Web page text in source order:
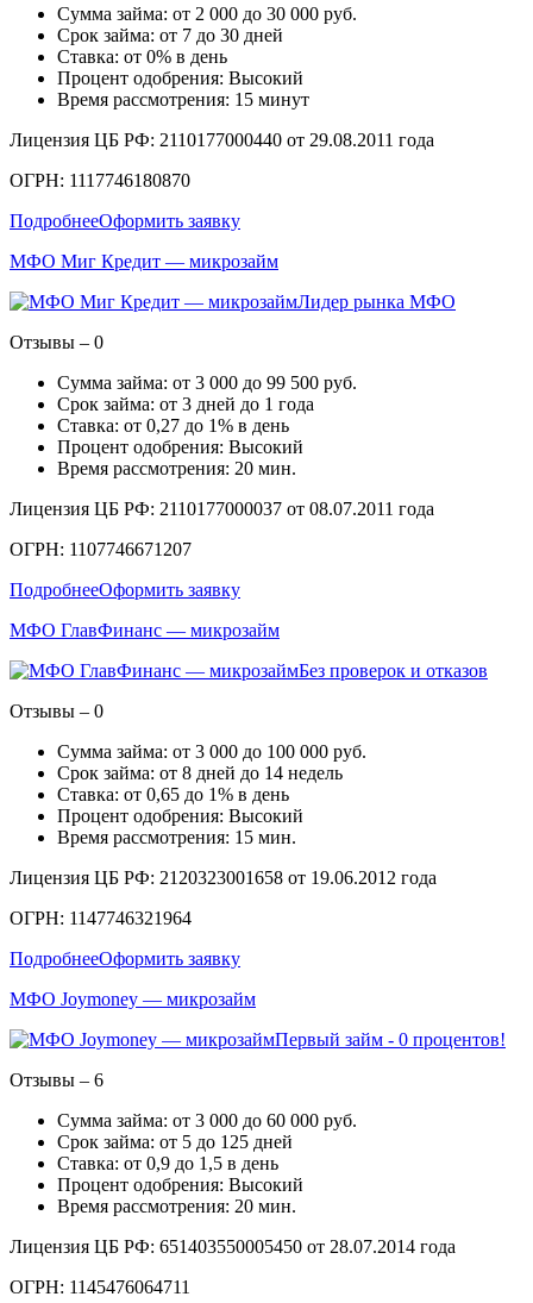
Сумма займа: от 2 000 до 30 000 руб.
Срок займа: от 7 до 30 дней
Ставка: от 0% в день
Процент одобрения: Высокий
Время рассмотрения: 15 минут
Лицензия ЦБ РФ: 2110177000440 от 29.08.2011 года
ОГРН: 1117746180870
ПодробнееОформить заявку
МФО Миг Кредит — микрозайм
Лидер рынка МФО
Отзывы – 0
Сумма займа: от 3 000 до 99 500 руб.
Срок займа: от 3 дней до 1 года
Ставка: от 0,27 до 1% в день
Процент одобрения: Высокий
Время рассмотрения: 20 мин.
Лицензия ЦБ РФ: 2110177000037 от 08.07.2011 года
ОГРН: 1107746671207
ПодробнееОформить заявку
МФО ГлавФинанс — микрозайм
Без проверок и отказов
Отзывы – 0
Сумма займа: от 3 000 до 100 000 руб.
Срок займа: от 8 дней до 14 недель
Ставка: от 0,65 до 1% в день
Процент одобрения: Высокий
Время рассмотрения: 15 мин.
Лицензия ЦБ РФ: 2120323001658 от 19.06.2012 года
ОГРН: 1147746321964
ПодробнееОформить заявку
МФО Joymoney — микрозайм
Первый займ - 0 процентов!
Отзывы – 6
Сумма займа: от 3 000 до 60 000 руб.
Срок займа: от 5 до 125 дней
Ставка: от 0,9 до 1,5 в день
Процент одобрения: Высокий
Время рассмотрения: 20 мин.
Лицензия ЦБ РФ: 651403550005450 от 28.07.2014 года
ОГРН: 1145476064711